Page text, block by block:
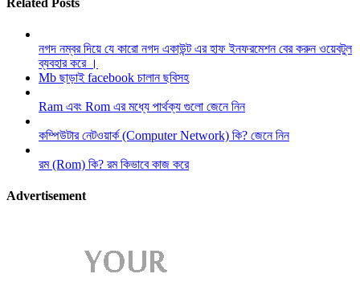
নগদ নম্বর দিয়ে যে কারো নগদ একাউন্ট এর হাফ ইনফরমেশন বের করুন ওয়েবটুল
ব্যবহার করে ।
Mb ছাড়াই facebook চালান ছবিসহ
Ram এবং Rom এর মধ্যে পার্থক্য গুলো জেনে নিন
কম্পিউটার নেটওয়ার্ক (Computer Network) কি? জেনে নিন
রম (Rom) কি? রম কিভাবে কাজ করে
Advertisement